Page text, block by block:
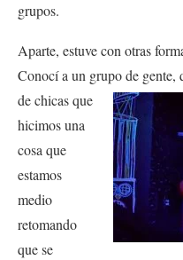
grupos.
Aparte, estuve con otras
Conocí a un grupo de gente,
de chicas que
hicimos una
cosa que
estamos
medio
retomando
que se